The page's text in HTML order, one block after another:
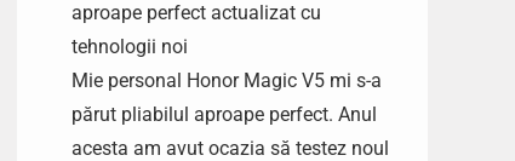
aproape perfect actualizat cu
tehnologii noi
Mie personal Honor Magic V5 mi s-a
părut pliabilul aproape perfect. Anul
acesta am avut ocazia să testez noul